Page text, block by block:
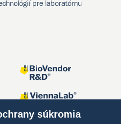
pre laboratórnu
súkromia